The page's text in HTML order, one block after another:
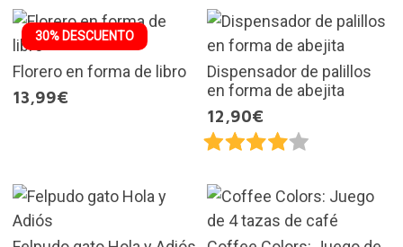
30% DESCUENTO
Florero en forma de libro
13,99€
Dispensador de palillos
en forma de abejita
12,90€